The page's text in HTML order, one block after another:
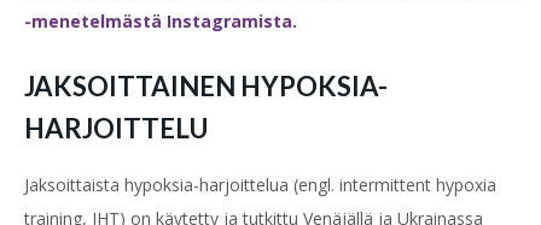
-menetelmästä Instagramista.
JAKSOITTAINEN HYPOKSIA-
HARJOITTELU
Jaksoittaista hypoksia-harjoittelua (engl. intermittent hypoxia
training, IHT) on käytetty ja tutkittu Venäjällä ja Ukrainassa